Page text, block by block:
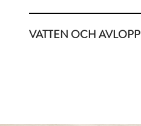
VATTEN OCH AVLOPP